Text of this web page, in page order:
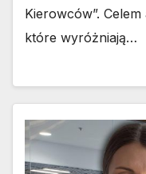
Kierowców”.
które wyróżniają…